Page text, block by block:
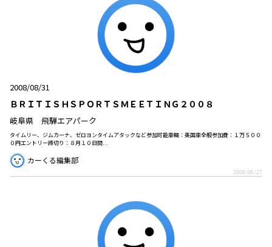
2008/08/31
ＢＲＩＴＩＳＨＳＰＯＲＴＳＭＥＥＴＩＮＧ２００８
岐阜県 飛騨エアパーク
タイムリー、ジムカーナ、ゼロヨンタイムアタックなど参加可能車輌：英国車全般参加費：１万５００
０円エントリー締切り：８月１０日問...
カーくる編集部
2008/06/27